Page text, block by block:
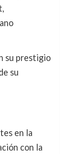
su prestigio
su
en la
con la